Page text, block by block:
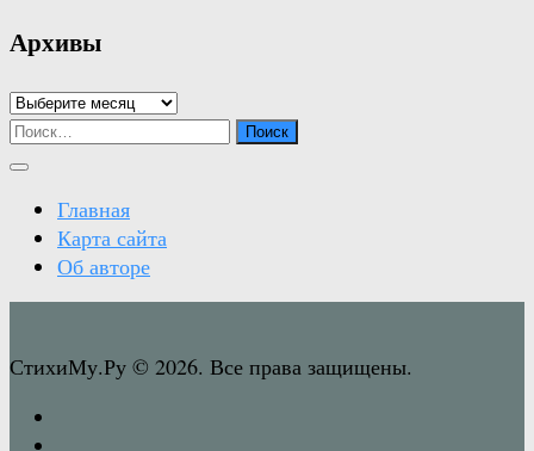
Архивы
Архивы
Найти:
Главная
Карта сайта
Об авторе
СтихиМу.Ру © 2026. Все права защищены.